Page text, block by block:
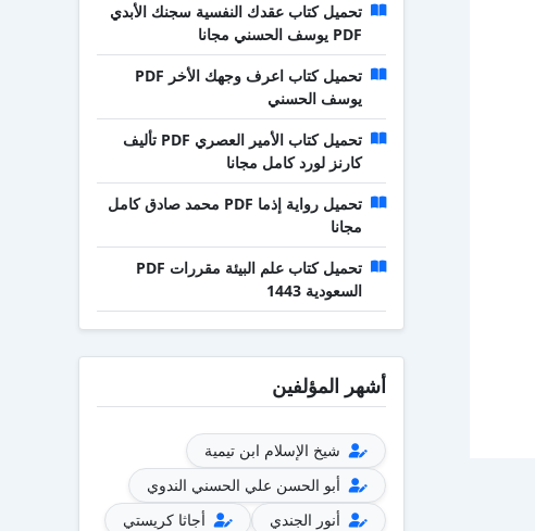
تحميل كتاب عقدك النفسية سجنك الأبدي
PDF يوسف الحسني مجانا
تحميل كتاب اعرف وجهك الأخر PDF
يوسف الحسني
تحميل كتاب الأمير العصري PDF تأليف
كارنز لورد كامل مجانا
تحميل رواية إذما PDF محمد صادق كامل
مجانا
تحميل كتاب علم البيئة مقررات PDF
السعودية 1443
أشهر المؤلفين
شيخ الإسلام ابن تيمية
أبو الحسن علي الحسني الندوي
أنور الجندي
أجاثا كريستي